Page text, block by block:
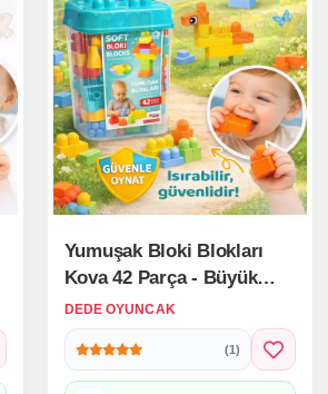
Yumuşak Bloki Blokları
Kova 42 Parça - Büyük
Yumuşak Bloklar - Büyük
Soft Lego Oyuncakları
DEDE OYUNCAK
(1)